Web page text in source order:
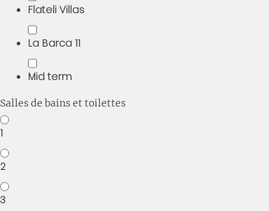
Flateli Villas
La Barca 11
Mid term
Salles de bains et toilettes
1
2
3